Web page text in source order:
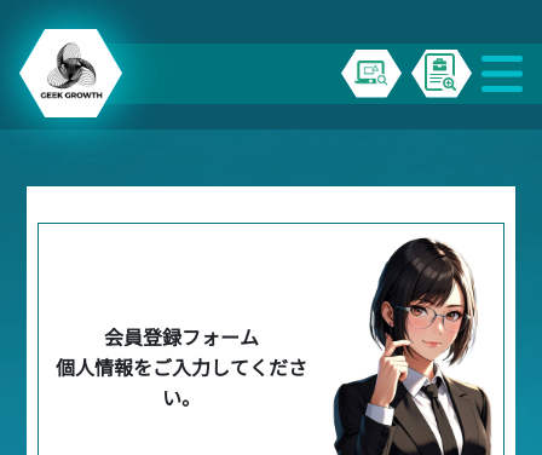
会員登録フォーム
個人情報をご入力してくださ
い。